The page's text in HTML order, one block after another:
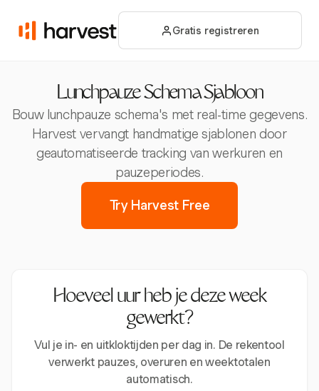
Gratis registreren
Lunchpauze Schema Sjabloon
Bouw lunchpauze schema's met real-time gegevens.
Harvest vervangt handmatige sjablonen door
geautomatiseerde tracking van werkuren en
pauzeperiodes.
Try Harvest Free
Hoeveel uur heb je deze week
gewerkt?
Vul je in- en uitkloktijden per dag in. De rekentool
verwerkt pauzes, overuren en weektotalen
automatisch.